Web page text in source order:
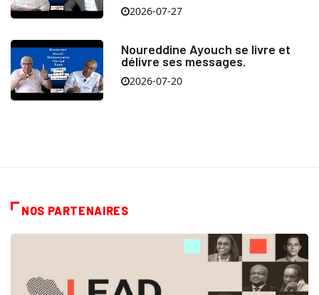
2026-07-27
Noureddine Ayouch se livre et
délivre ses messages.
2026-07-20
NOS PARTENAIRES